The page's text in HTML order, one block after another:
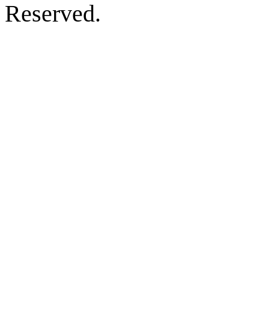
Reserved.